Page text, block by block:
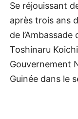
Se réjouissant
après trois ans
de
Toshinaru
Gouvernement
Guinée dans le